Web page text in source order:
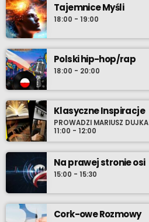
Tajemnice Myśli
18:00 - 19:00
Polski hip-hop/rap
18:00 - 20:00
Klasyczne Inspiracje
PROWADZI MARIUSZ DUJKA
11:00 - 12:00
Na prawej stronie osi
15:00 - 15:30
Cork-owe Rozmowy